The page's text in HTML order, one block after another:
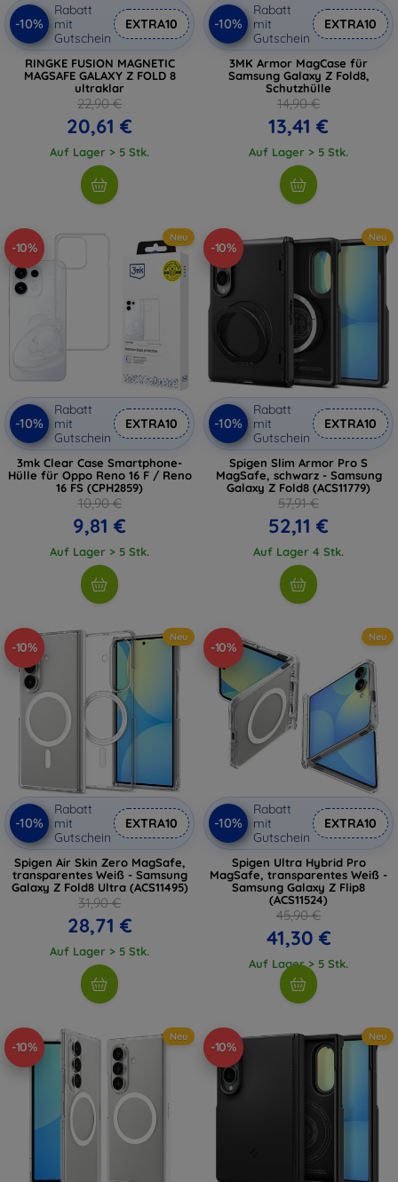
-10%
Rabatt
mit
Gutschein
EXTRA10
RINGKE FUSION MAGNETIC
MAGSAFE GALAXY Z FOLD 8
ultraklar
22,90 €
20,61 €
Auf Lager > 5 Stk.
-10%
Rabatt
mit
Gutschein
EXTRA10
3MK Armor MagCase für
Samsung Galaxy Z Fold8,
Schutzhülle
14,90 €
13,41 €
Auf Lager > 5 Stk.
-10%
Neu
-10%
Rabatt
mit
Gutschein
EXTRA10
3mk Clear Case Smartphone-
Hülle für Oppo Reno 16 F / Reno
16 FS (CPH2859)
10,90 €
9,81 €
Auf Lager > 5 Stk.
-10%
Neu
-10%
Rabatt
mit
Gutschein
EXTRA10
Spigen Slim Armor Pro S
MagSafe, schwarz - Samsung
Galaxy Z Fold8 (ACS11779)
57,91 €
52,11 €
Auf Lager 4 Stk.
-10%
Neu
-10%
Rabatt
mit
Gutschein
EXTRA10
Spigen Air Skin Zero MagSafe,
transparentes Weiß - Samsung
Galaxy Z Fold8 Ultra (ACS11495)
31,90 €
28,71 €
Auf Lager > 5 Stk.
-10%
Neu
-10%
Rabatt
mit
Gutschein
EXTRA10
Spigen Ultra Hybrid Pro
MagSafe, transparentes Weiß -
Samsung Galaxy Z Flip8
(ACS11524)
45,90 €
41,30 €
Auf Lager > 5 Stk.
-10%
Neu
-10%
Neu